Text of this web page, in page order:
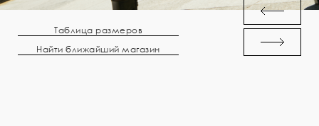
Таблица размеров
Найти ближайший магазин